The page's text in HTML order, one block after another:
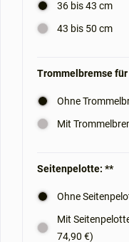
36 bis 43 cm
43 bis 50 cm
Trommelbremse
Ohne
Mit
Seitenpelotte: **
Ohne
Mit
74,90 €)